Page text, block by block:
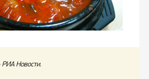
Новости.